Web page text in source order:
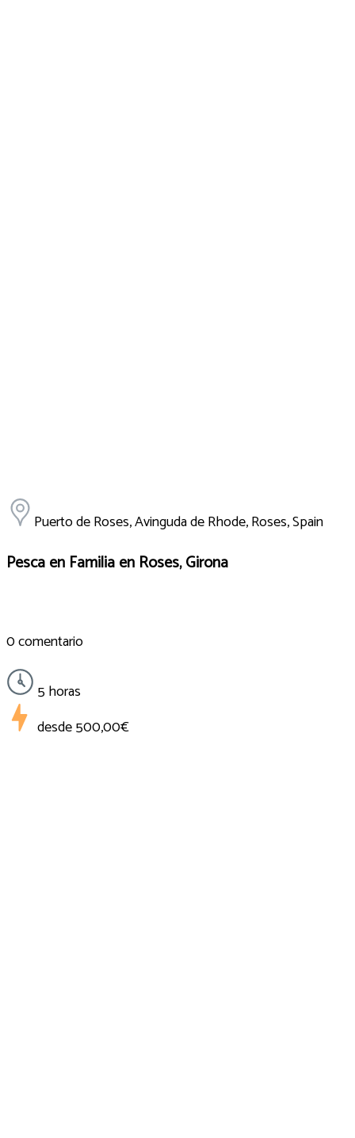
Puerto de Roses, Avinguda de Rhode, Roses, Spain
Pesca en Familia en Roses, Girona
0 comentario
5 horas
desde500,00€